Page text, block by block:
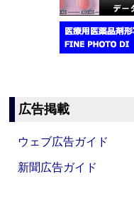
広告掲載
ウェブ広告ガイド
新聞広告ガイド